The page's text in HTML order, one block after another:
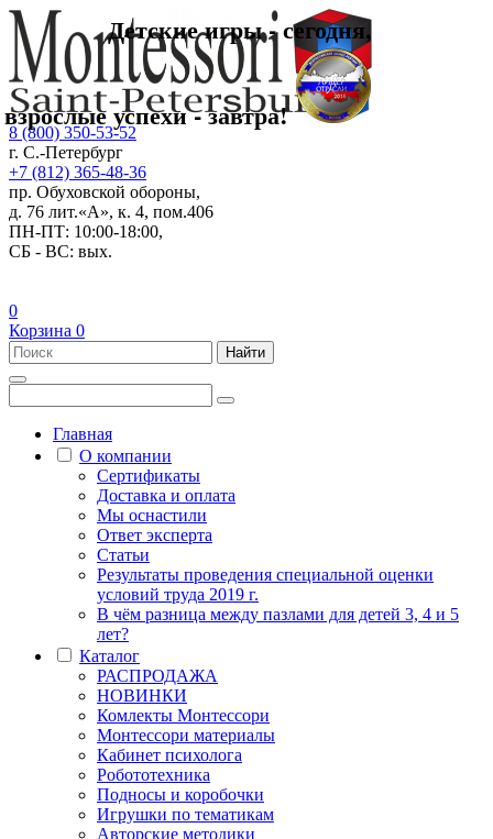
8 (800) 350-53-52
г. С.-Петербург
+7 (812) 365-48-36
пр. Обуховской обороны,
д. 76 лит.«А», к. 4, пом.406
ПН-ПТ: 10:00-18:00,
СБ - ВС: вых.
Детские игры - сегодня,
взрослые успехи - завтра!
0
Корзина 0
Найти
Главная
О компании
Сертификаты
Доставка и оплата
Мы оснастили
Ответ эксперта
Статьи
Результаты проведения специальной оценки
условий труда 2019 г.
В чём разница между пазлами для детей 3, 4 и 5
лет?
Каталог
РАСПРОДАЖА
НОВИНКИ
Комлекты Монтессори
Монтессори материалы
Кабинет психолога
Робототехника
Подносы и коробочки
Игрушки по тематикам
Авторские методики